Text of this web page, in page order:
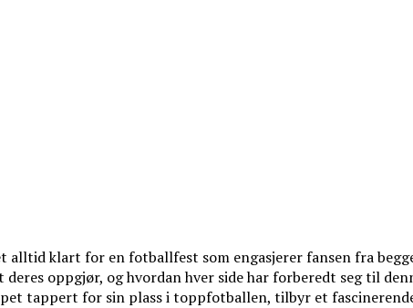
alltid klart for en fotballfest som engasjerer fansen fra
oppgjør, og hvordan hver side har forberedt seg til
tappert for sin plass i toppfotballen, tilbyr et